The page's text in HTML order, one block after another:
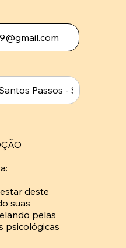
deste
suas
pelas
psicológicas